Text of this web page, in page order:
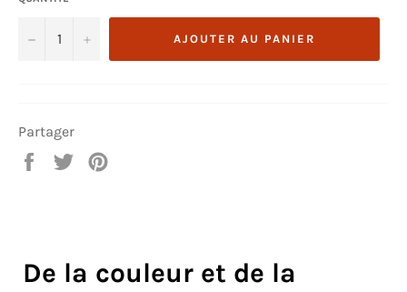
− + AJOUTER AU PANIER
Partager
PartagerTweeter
De la couleur et de la